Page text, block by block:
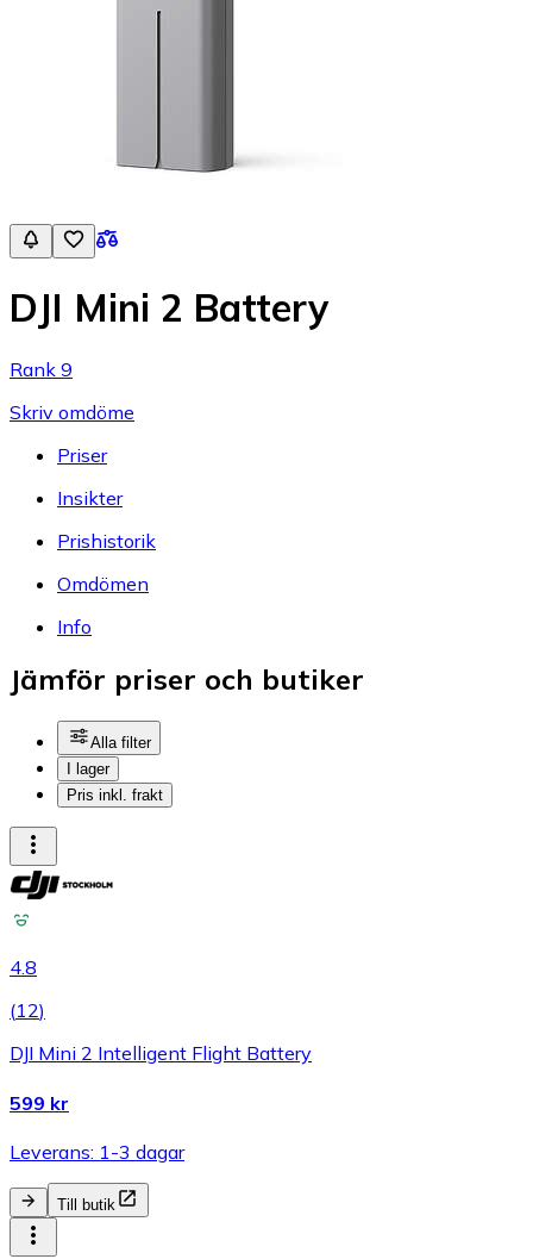
DJI Mini 2 Battery
Rank 9
Skriv omdöme
Priser
Insikter
Prishistorik
Omdömen
Info
Jämför priser och butiker
Alla filter
I lager
Pris inkl. frakt
4.8
(12)
DJI Mini 2 Intelligent Flight Battery
599 kr
Leverans: 1-3 dagar
Till butik